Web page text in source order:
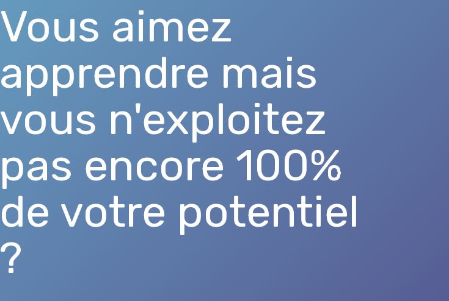
Vous aimez
apprendre mais
vous n'exploitez
pas encore 100%
de votre potentiel
?